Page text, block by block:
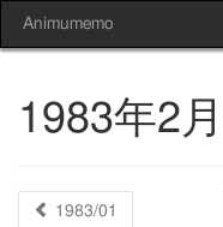
Animumemo
1983年2
1983/01